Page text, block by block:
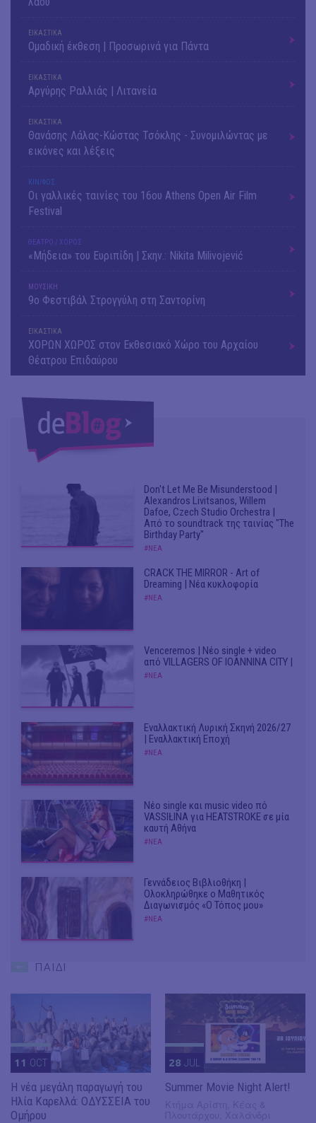
ΕΙΚΑΣΤΙΚΑ
Ομαδική έκθεση | Προσωρινά για Πάντα
ΕΙΚΑΣΤΙΚΑ
Αργύρης Ραλλιάς | Λιτανεία
ΕΙΚΑΣΤΙΚΑ
Θανάσης Λάλας-Κώστας Τσόκλης - Συνομιλώντας με
εικόνες και λέξεις
ΚΙΝ/ΦΟΣ
Οι γαλλικές ταινίες του 16ου Athens Open Air Film
Festival
ΘΕΑΤΡΟ / ΧΟΡΟΣ
«Μήδεια» του Ευριπίδη | Σκην.: Nikita Milivojević
ΜΟΥΣΙΚΗ
9o Φεστιβάλ Στρογγύλη στη Σαντορίνη
ΕΙΚΑΣΤΙΚΑ
ΧΟΡΩΝ ΧΩΡΟΣ στον Εκθεσιακό Χώρο του Αρχαίου
Θέατρου Επιδαύρου
Don't Let Me Be Misunderstood |
Alexandros Livitsanos, Willem
Dafoe, Czech Studio Orchestra |
Από το soundtrack της ταινίας "The
Birthday Party"
#ΝΕΑ
CRACK THE MIRROR - Art of
Dreaming | Νέα κυκλοφορία
#ΝΕΑ
Venceremos | Νέο single + video
από VILLAGERS OF IOANNINA CITY |
#ΝΕΑ
Εναλλακτική Λυρική Σκηνή 2026/27
| Εναλλακτική Εποχή
#ΝΕΑ
Νέο single και music video πό
VASSIŁINA για HEATSTROKE σε μία
καυτή Αθήνα
#ΝΕΑ
Γεννάδειος Βιβλιοθήκη |
Ολοκληρώθηκε ο Μαθητικός
Διαγωνισμός «Ο Τόπος μου»
#ΝΕΑ
ΠΑΙΔΙ
11 OCT
Η νέα μεγάλη παραγωγή του
Ηλία Καρελλά: ΟΔΥΣΣΕΙΑ του
Ομήρου
28 JUL
Summer Movie Night Alert!